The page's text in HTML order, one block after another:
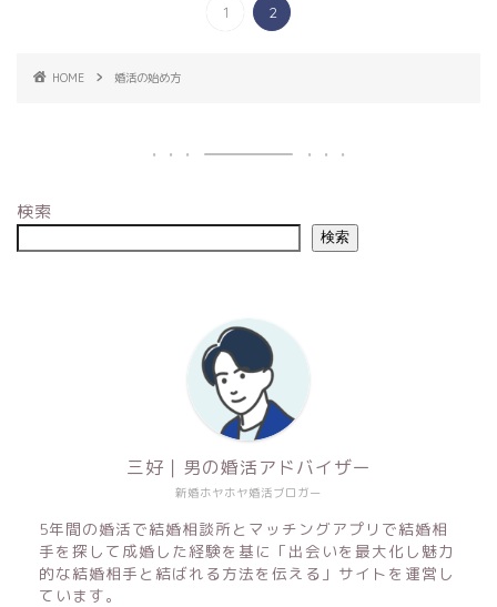
1 2
HOME 婚活の始め方
検索
検索
新婚ホヤホヤ婚活ブロガー
三好｜男の婚活アドバイザー
5年間の婚活で結婚相談所とマッチングアプリで結婚相
手を探して成婚した経験を基に「出会いを最大化し魅力
的な結婚相手と結ばれる方法を伝える」サイトを運営し
ています。